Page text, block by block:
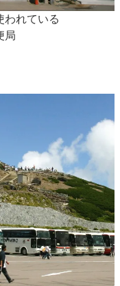
われている
局